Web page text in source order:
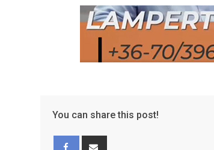
You can share this post!